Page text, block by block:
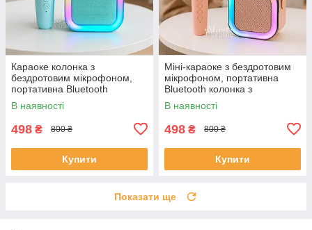
Караоке колонка з
бездротовим мікрофоном,
портативна Bluetooth
акустика з USB, AUX, TF та
RGB підсвіткою, K12-2024-
В наявності
498 ₴ 800 ₴
Купити
Міні-караоке з бездротовим
мікрофоном, портативна
Bluetooth колонка з
підсвіткою RGB, USB, TF, AUX
Рожева, Mikr-K12-Pink
В наявності
498 ₴ 800 ₴
Купити
Показати ще